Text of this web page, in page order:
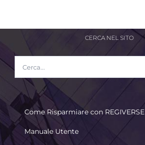
CERCA NEL SITO
Cerca
per:
Come Risparmiare con REGIVERSE
Manuale Utente